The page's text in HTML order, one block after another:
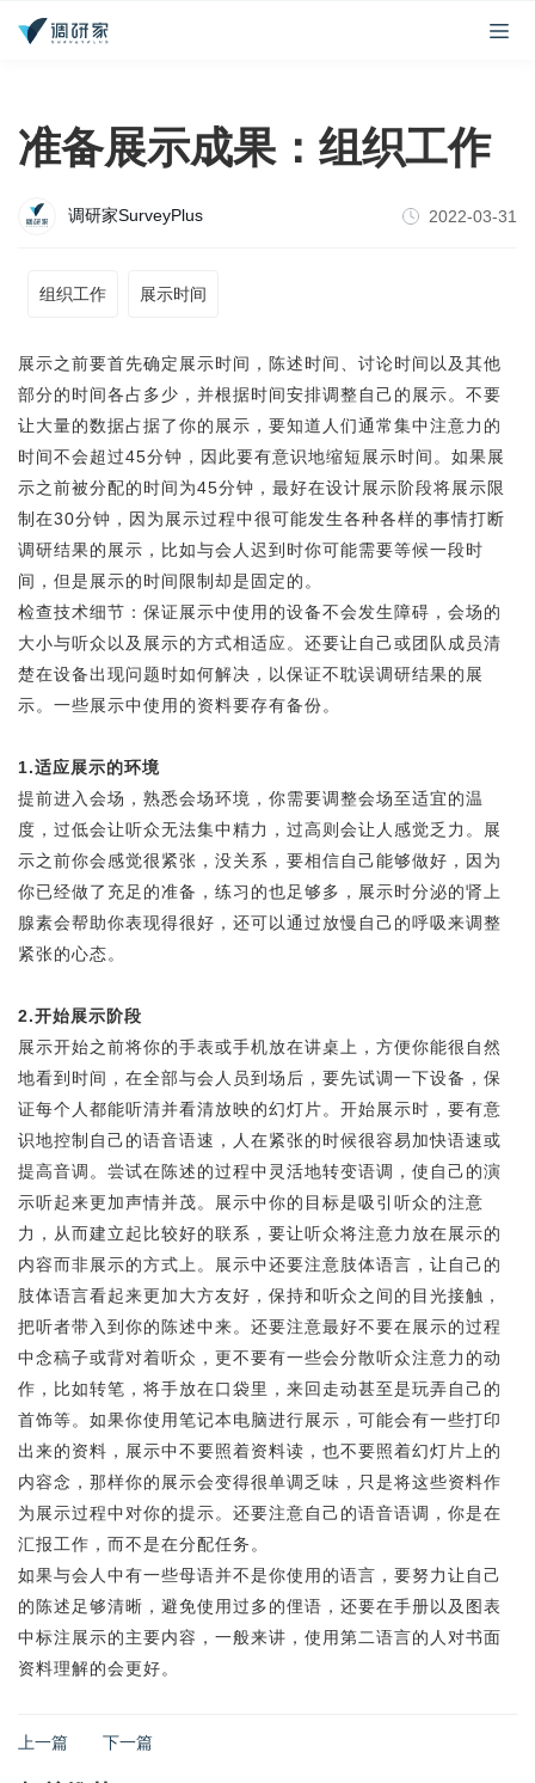
准备展示成果：组织工作
调研家SurveyPlus 2022-03-31
组织工作 展示时间
展示之前要首先确定展示时间，陈述时间、讨论时间以及其他
部分的时间各占多少，并根据时间安排调整自己的展示。不要
让大量的数据占据了你的展示，要知道人们通常集中注意力的
时间不会超过45分钟，因此要有意识地缩短展示时间。如果展
示之前被分配的时间为45分钟，最好在设计展示阶段将展示限
制在30分钟，因为展示过程中很可能发生各种各样的事情打断
调研结果的展示，比如与会人迟到时你可能需要等候一段时
间，但是展示的时间限制却是固定的。
检查技术细节：保证展示中使用的设备不会发生障碍，会场的
大小与听众以及展示的方式相适应。还要让自己或团队成员清
楚在设备出现问题时如何解决，以保证不耽误调研结果的展
示。一些展示中使用的资料要存有备份。
1.适应展示的环境
提前进入会场，熟悉会场环境，你需要调整会场至适宜的温
度，过低会让听众无法集中精力，过高则会让人感觉乏力。展
示之前你会感觉很紧张，没关系，要相信自己能够做好，因为
你已经做了充足的准备，练习的也足够多，展示时分泌的肾上
腺素会帮助你表现得很好，还可以通过放慢自己的呼吸来调整
紧张的心态。
2.开始展示阶段
展示开始之前将你的手表或手机放在讲桌上，方便你能很自然
地看到时间，在全部与会人员到场后，要先试调一下设备，保
证每个人都能听清并看清放映的幻灯片。开始展示时，要有意
识地控制自己的语音语速，人在紧张的时候很容易加快语速或
提高音调。尝试在陈述的过程中灵活地转变语调，使自己的演
示听起来更加声情并茂。展示中你的目标是吸引听众的注意
力，从而建立起比较好的联系，要让听众将注意力放在展示的
内容而非展示的方式上。展示中还要注意肢体语言，让自己的
肢体语言看起来更加大方友好，保持和听众之间的目光接触，
把听者带入到你的陈述中来。还要注意最好不要在展示的过程
中念稿子或背对着听众，更不要有一些会分散听众注意力的动
作，比如转笔，将手放在口袋里，来回走动甚至是玩弄自己的
首饰等。如果你使用笔记本电脑进行展示，可能会有一些打印
出来的资料，展示中不要照着资料读，也不要照着幻灯片上的
内容念，那样你的展示会变得很单调乏味，只是将这些资料作
为展示过程中对你的提示。还要注意自己的语音语调，你是在
汇报工作，而不是在分配任务。
如果与会人中有一些母语并不是你使用的语言，要努力让自己
的陈述足够清晰，避免使用过多的俚语，还要在手册以及图表
中标注展示的主要内容，一般来讲，使用第二语言的人对书面
资料理解的会更好。
上一篇 下一篇